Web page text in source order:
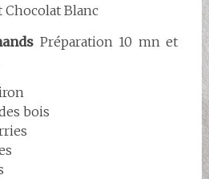
Chocolat Blanc
Préparation 10 mn et
bois